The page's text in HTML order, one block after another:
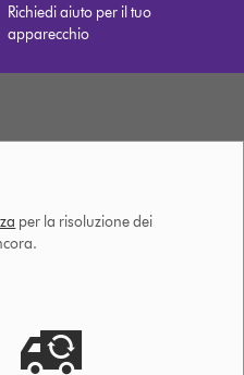
Richiedi aiuto per il tuo
apparecchio
per la risoluzione dei